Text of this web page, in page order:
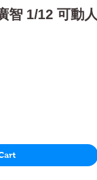
智 1/12 可動人